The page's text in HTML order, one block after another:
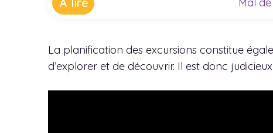
La planification des excursions constitue
d’explorer et de découvrir. Il est donc